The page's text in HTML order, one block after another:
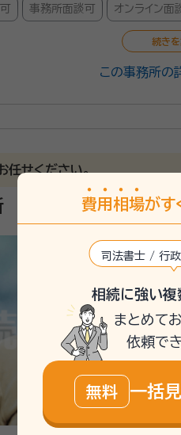
事務所面談可 オンライン面
この事務所の
任せください。
費用 相場がす
司法書士 / 行
相続に強い複
まとめて
依頼で
無料 一括